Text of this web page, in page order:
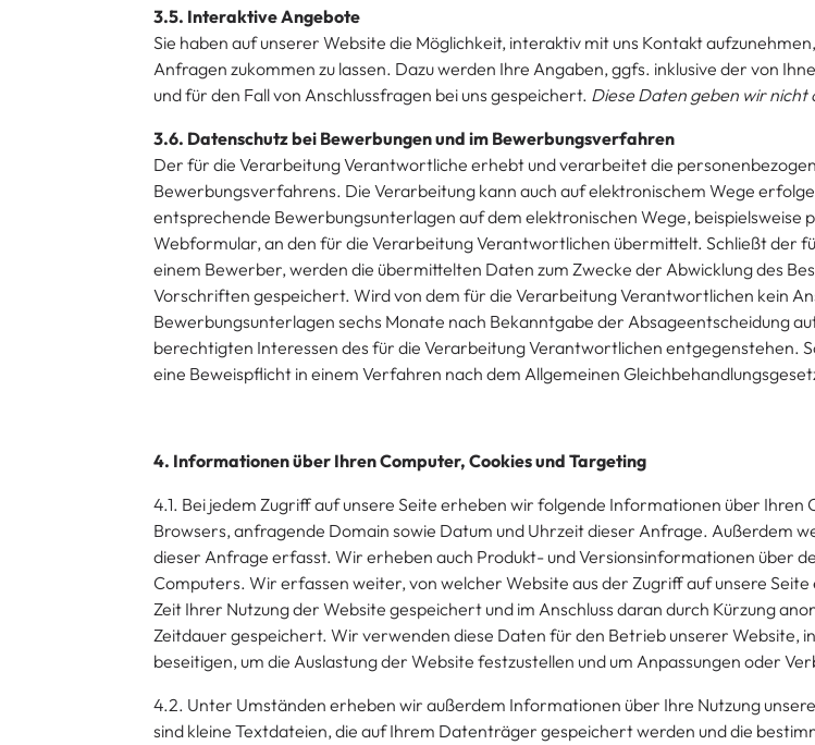
3.5. Interaktive Angebote
Sie haben auf unserer Website die Möglichkeit, interaktiv mit uns Kontakt
Anfragen zukommen zu lassen. Dazu werden Ihre Angaben, ggfs. inklusive der von
und für den Fall von Anschlussfragen bei uns gespeichert. Diese Daten geben wir nicht
3.6. Datenschutz bei Bewerbungen und im Bewerbungsverfahren
Der für die Verarbeitung Verantwortliche erhebt und verarbeitet die
Bewerbungsverfahrens. Die Verarbeitung kann auch auf elektronischem Wege
entsprechende Bewerbungsunterlagen auf dem elektronischen Wege,
Webformular, an den für die Verarbeitung Verantwortlichen übermittelt. Schließt der
einem Bewerber, werden die übermittelten Daten zum Zwecke der Abwicklung des
Vorschriften gespeichert. Wird von dem für die Verarbeitung Verantwortlichen kein
Bewerbungsunterlagen sechs Monate nach Bekanntgabe der Absageentscheidung
berechtigten Interessen des für die Verarbeitung Verantwortlichen entgegenstehen.
eine Beweispflicht in einem Verfahren nach dem Allgemeinen
4. Informationen über Ihren Computer, Cookies und Targeting
4.1. Bei jedem Zugriff auf unsere Seite erheben wir folgende Informationen über
Browsers, anfragende Domain sowie Datum und Uhrzeit dieser Anfrage. Außerdem
dieser Anfrage erfasst. Wir erheben auch Produkt- und Versionsinformationen über
Computers. Wir erfassen weiter, von welcher Website aus der Zugriff auf unsere
Zeit Ihrer Nutzung der Website gespeichert und im Anschluss daran durch Kürzung
Zeitdauer gespeichert. Wir verwenden diese Daten für den Betrieb unserer Website,
beseitigen, um die Auslastung der Website festzustellen und um Anpassungen oder
4.2. Unter Umständen erheben wir außerdem Informationen über Ihre Nutzung
sind kleine Textdateien, die auf Ihrem Datenträger gespeichert werden und die